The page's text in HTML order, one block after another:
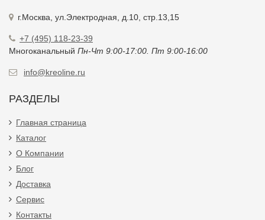
г.Москва, ул.Электродная, д.10, стр.13,15
+7 (495) 118-23-39
Многоканальный Пн-Чт 9:00-17:00. Пт 9:00-16:00
info@kreoline.ru
РАЗДЕЛЫ
Главная страница
Каталог
О Компании
Блог
Доставка
Сервис
Контакты